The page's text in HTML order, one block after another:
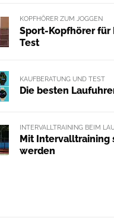
KOPFHÖRER ZUM JOGGEN
Sport-Kopfhörer für
Test
KAUFBERATUNG UND TEST
Die besten
INTERVALLTRAINING BEIM
Mit Intervalltraining
werden